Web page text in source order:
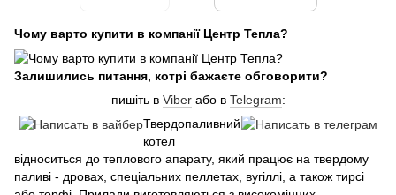
Чому варто купити в компанії Центр Тепла?
Залишились питання, котрі бажаєте обговорити?
пишіть в Viberабо в Telegram:
Твердопаливний
котел
відноситься до теплового апарату, який працює на твердому
паливі - дровах, спеціальних пеллетах, вугіллі, а також тирсі